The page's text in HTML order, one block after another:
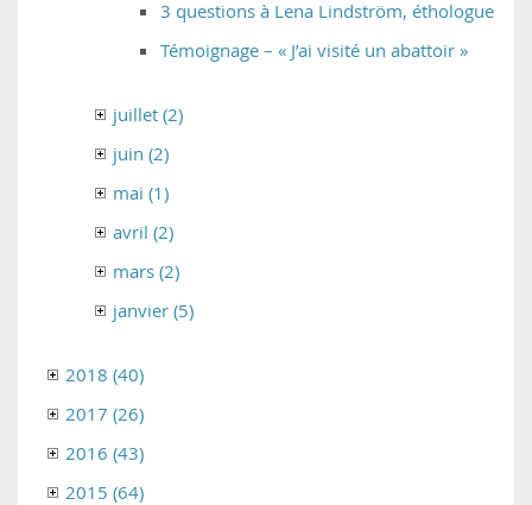
3 questions à Lena Lindström, éthologue
Témoignage – « J’ai visité un abattoir »
juillet (2)
juin (2)
mai (1)
avril (2)
mars (2)
janvier (5)
2018 (40)
2017 (26)
2016 (43)
2015 (64)